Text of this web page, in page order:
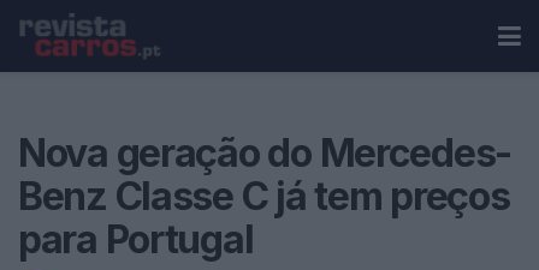
Nova geração do Mercedes-
Benz Classe C já tem preços
para Portugal